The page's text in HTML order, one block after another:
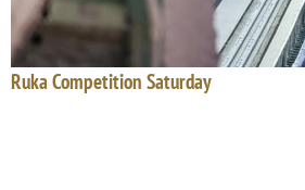
Ruka Competition Saturday